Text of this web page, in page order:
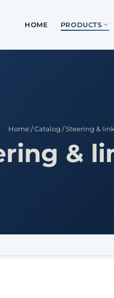
HOME PRODUCTS
Home/Catalog /Steering &
&